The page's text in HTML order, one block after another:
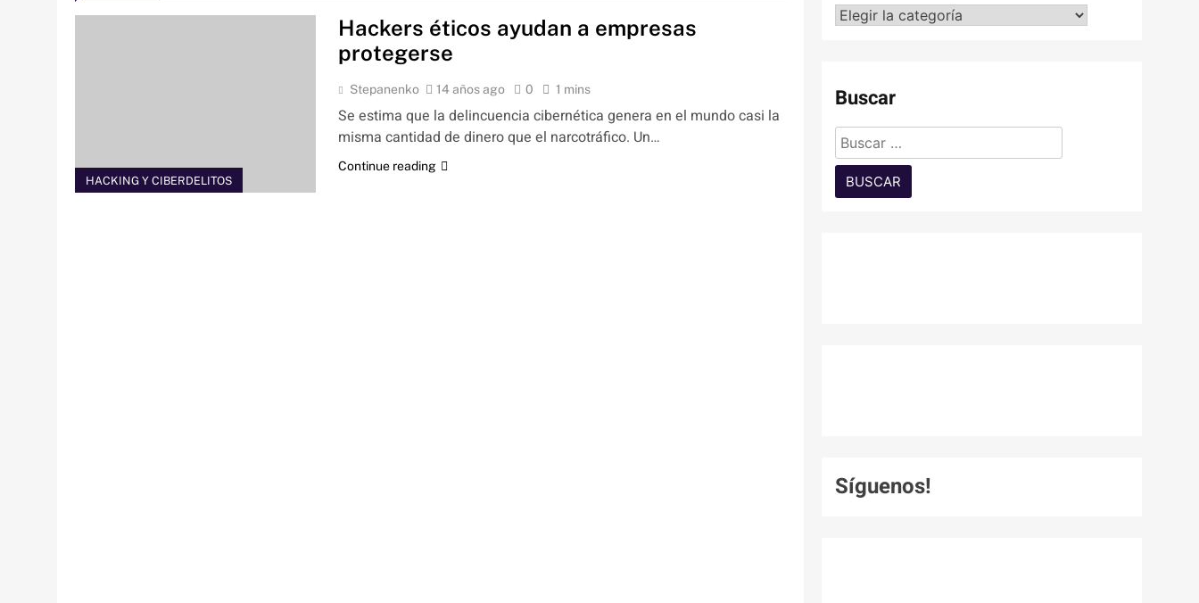
HACKING Y CIBERDELITOS
Hackers éticos ayudan a empresas
protegerse
Stepanenko 14 años ago 0 1 mins
Se estima que la delincuencia cibernética genera en el mundo casi la
misma cantidad de dinero que el narcotráfico. Un…
Continue reading
Categorías
Buscar
Buscar:
Síguenos!